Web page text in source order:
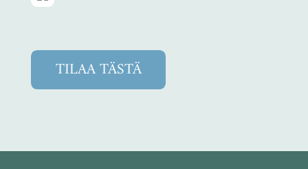
TILAA TÄSTÄ